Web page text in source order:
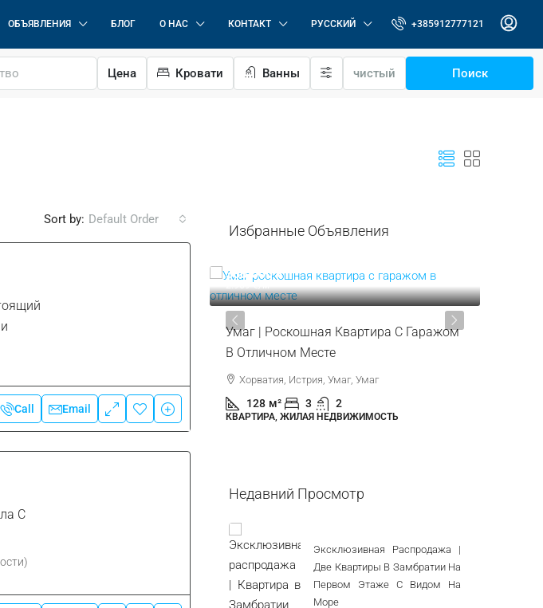
ОБЪЯВЛЕНИЯ БЛОГ О НАС КОНТАКТ РУССКИЙ +385912777121
Цена Кровати Ванны чистый Поиск
Sort by: Default Order
Call Email
С
Избранные Объявления
Квартира С Гаражом
Месте
м² 2
ЖИЛАЯ НЕДВИЖИМОСТЬ
319.000 €
3.544 €
Новиград, Окрестности | Двухэтажная
Квартира В Отличном Месте С Видом
На Море
Хорватия, Истрия, Новиград, Новиград
(окружение)
Недавний Просмотр
Эксклюзивная Распродажа |